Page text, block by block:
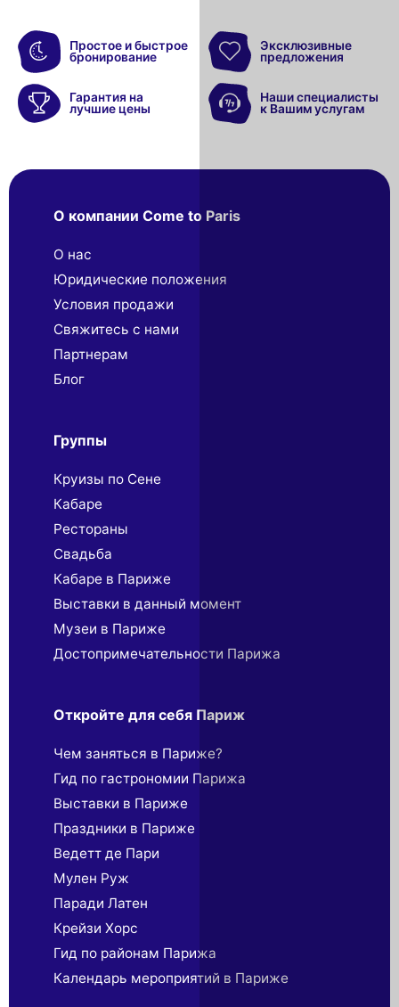
Простое и быстрое
бронирование
Эксклюзивные
предложения
Гарантия на
лучшие цены
Наши специалисты
к Вашим услугам
О компании Come to Paris
О нас
Юридические положения
Условия продажи
Свяжитесь с нами
Партнерaм
Блог
Группы
Круизы по Сене
Кабаре
Рестораны
Свадьба
Кабаре в Париже
Выставки в данный момент
Музеи в Париже
Достопримечательности Парижа
Откройте для себя Париж
Чем заняться в Париже?
Гид по гастрономии Парижа
Выставки в Париже
Праздники в Париже
Ведетт де Пари
Мулен Руж
Паради Латен
Крейзи Хорс
Гид по районам Парижа
Календарь мероприятий в Париже